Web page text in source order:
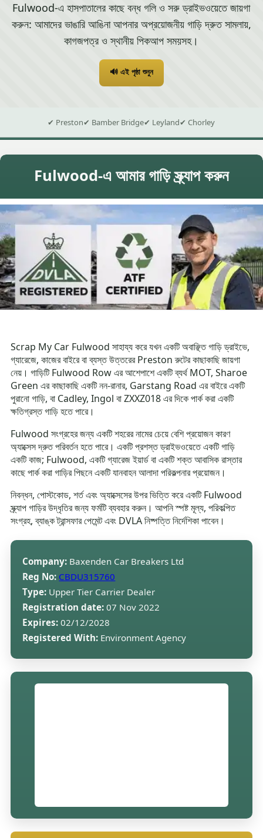
Fulwood-এ হাসপাতালের কাছে বন্ধ গলি ও সরু ড্রাইভওয়েতে জায়গা
করুন: আমাদের ভাঙারি আঙিনা আপনার অপ্রয়োজনীয় গাড়ি দ্রুত সামলায়,
কাগজপত্র ও স্থানীয় পিকআপ সময়সহ।
🔊 এই পৃষ্ঠা শুনুন
✔ Preston✔ Bamber Bridge✔ Leyland✔ Chorley
Fulwood-এ আমার গাড়ি স্ক্র্যাপ করুন
Scrap My Car Fulwood সাহায্য করে যখন একটি অবাঞ্ছিত গাড়ি ড্রাইভে,
গ্যারেজে, কাজের বাইরে বা ব্যস্ত উত্তরের Preston রুটের কাছাকাছি জায়গা
নেয়। গাড়িটি Fulwood Row এর আশেপাশে একটি ব্যর্থ MOT, Sharoe
Green এর কাছাকাছি একটি নন-রানার, Garstang Road এর বাইরে একটি
পুরানো গাড়ি, বা Cadley, Ingol বা ZXXZ018 এর দিকে পার্ক করা একটি
ক্ষতিগ্রস্ত গাড়ি হতে পারে।
Fulwood সংগ্রহের জন্য একটি শহরের নামের চেয়ে বেশি প্রয়োজন কারণ
অ্যাক্সেস দ্রুত পরিবর্তন হতে পারে। একটি প্রশস্ত ড্রাইভওয়েতে একটি গাড়ি
একটি কাজ; Fulwood, একটি গ্যারেজ ইয়ার্ড বা একটি শক্ত আবাসিক রাস্তার
কাছে পার্ক করা গাড়ির পিছনে একটি যানবাহন আলাদা পরিকল্পনার প্রয়োজন।
নিবন্ধন, পোস্টকোড, শর্ত এবং অ্যাক্সেসের উপর ভিত্তি করে একটি Fulwood
স্ক্র্যাপ গাড়ির উদ্ধৃতির জন্য ফর্মটি ব্যবহার করুন। আপনি স্পষ্ট মূল্য, পরিকল্পিত
সংগ্রহ, ব্যাঙ্ক ট্রান্সফার পেমেন্ট এবং DVLA নিষ্পত্তি নির্দেশিকা পাবেন।
Company: Baxenden Car Breakers Ltd
Reg No: CBDU315760
Type: Upper Tier Carrier Dealer
Registration date: 07 Nov 2022
Expires: 02/12/2028
Registered With: Environment Agency